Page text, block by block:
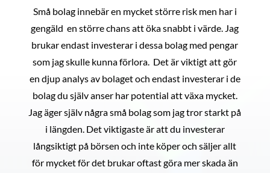
Små bolag innebär en mycket större risk men har i
gengäld en större chans att öka snabbt i värde. Jag
brukar endast investerar i dessa bolag med pengar
som jag skulle kunna förlora. Det är viktigt att gör
en djup analys av bolaget och endast investerar i de
bolag du själv anser har potential att växa mycket.
Jag äger själv några små bolag som jag tror starkt på
i längden. Det viktigaste är att du investerar
långsiktigt på börsen och inte köper och säljer allt
för mycket för det brukar oftast göra mer skada än